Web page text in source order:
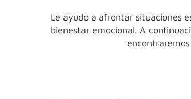
Le ayudo a afrontar situaciones
bienestar emocional. A